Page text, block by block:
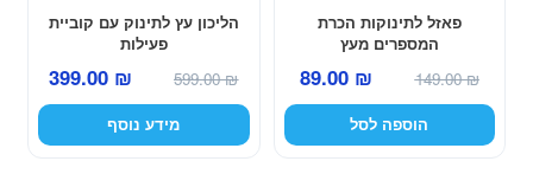
פאזל לתינוקות הכרת
המספרים מעץ
149.00₪
המחיר
המקורי
היה:
89.00 ₪
המחיר
הנוכחי
הוא:
הוספה לסל
הליכון עץ לתינוק עם קוביית
פעילות
599.00₪
המחיר
המקורי
היה:
399.00 ₪
הוא:
מידע נוסף